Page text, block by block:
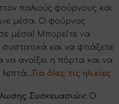
παλιούς φούρνους και
μέσα. Ο φούρνος
μέσα! Μπορείτε να
και να φτιάξετε
να ανοίξει η πόρτα και να
λεπτά…Για όλες τις ηλικίες
Συσκευασιών: Ο